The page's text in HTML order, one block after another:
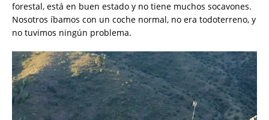
forestal, está en buen estado y no tiene muchos socavones.
Nosotros íbamos con un coche normal, no era todoterreno, y
no tuvimos ningún problema.